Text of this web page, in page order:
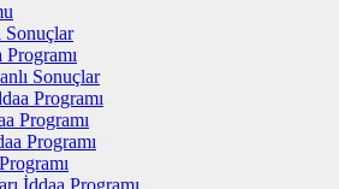
Sonuçlar
Sonuçlar
Programı
Programı
Programı
İddaa Programı